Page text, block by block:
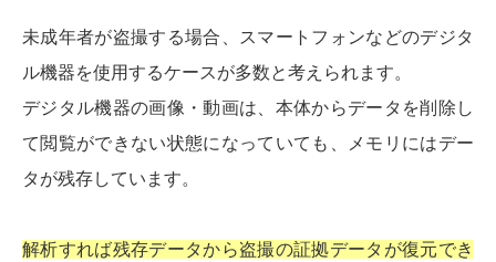
未成年者が盗撮する場合、スマートフォンなどのデジタ
ル機器を使用するケースが多数と考えられます。
デジタル機器の画像・動画は、本体からデータを削除し
て閲覧ができない状態になっていても、メモリにはデー
タが残存しています。
解析すれば残存データから盗撮の証拠データが復元でき